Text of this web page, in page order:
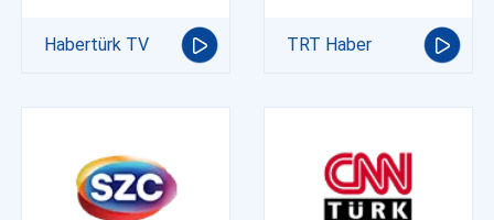
Habertürk TV TRT Haber